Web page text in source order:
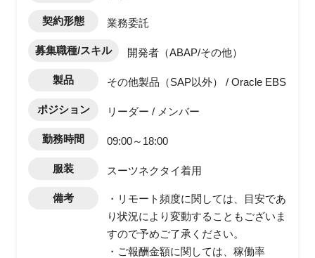
契約形態 業務委託
募集職種/スキル 開発者（ABAP/その他）
製品 その他製品（SAP以外） / Oracle EBS
ポジション リーダー / メンバー
勤務時間 09:00～18:00
服装 スーツネクタイ着用
備考
・リモート頻度に関しては、目安であ
り状況により変動することもございま
すので予めご了承ください。
・ご報酬金額に関しては、稼働率